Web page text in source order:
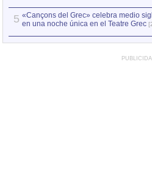
5 «Cançons del Grec» celebra medio
en una noche única en el Teatre Grec